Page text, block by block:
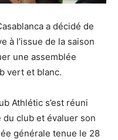
a décidé de
à l’issue de la saison
une assemblée
vert et blanc.
Athlétic s’est réuni
club et évaluer son
générale tenue le 28